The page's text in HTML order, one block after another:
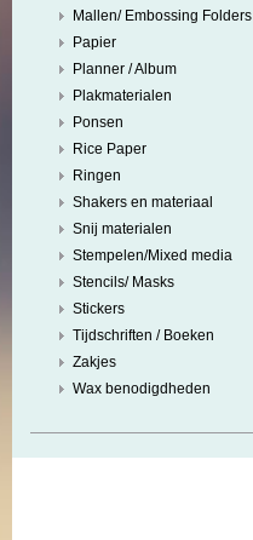
Mallen/ Embossing Folders
Papier
Planner / Album
Plakmaterialen
Ponsen
Rice Paper
Ringen
Shakers en materiaal
Snij materialen
Stempelen/Mixed media
Stencils/ Masks
Stickers
Tijdschriften / Boeken
Zakjes
Wax benodigdheden